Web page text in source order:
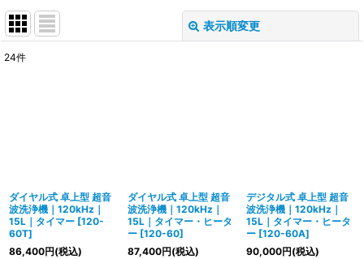
表示順変更
24件
ダイヤル式 卓上型 超音
波洗浄機｜120kHz｜
15L｜タイマー [120-
60T]
86,400円(税込)
ダイヤル式 卓上型 超音
波洗浄機｜120kHz｜
15L｜タイマー・ヒータ
ー [120-60]
87,400円(税込)
デジタル式 卓上型 超音
波洗浄機｜120kHz｜
15L｜タイマー・ヒータ
ー [120-60A]
90,000円(税込)